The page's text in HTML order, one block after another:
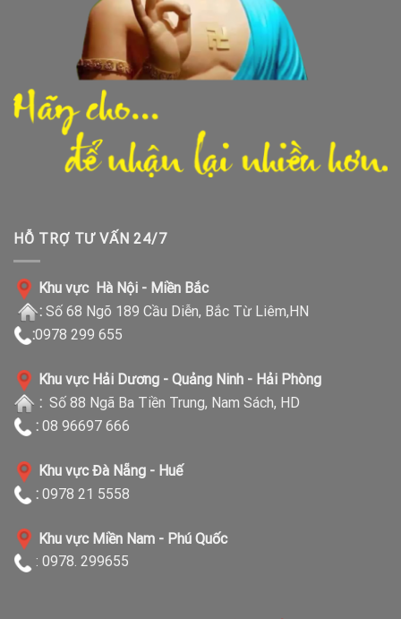
HỖ TRỢ TƯ VẤN 24/7
Khu vực Hà Nội - Miền Bắc
: Số 68 Ngõ 189 Cầu Diễn, Bắc Từ Liêm,HN
:0978 299 655
Khu vực Hải Dương - Quảng Ninh - Hải Phòng
: Số 88 Ngã Ba Tiền Trung, Nam Sách, HD
: 08 96697 666
Khu vực Đà Nẵng - Huế
: 0978 21 5558
Khu vực Miền Nam - Phú Quốc
: 0978. 299655